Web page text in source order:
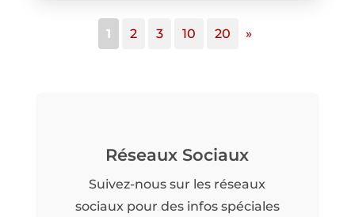
1 2 3 10 20 »
Réseaux Sociaux
Suivez-nous sur les réseaux
sociaux pour des infos spéciales